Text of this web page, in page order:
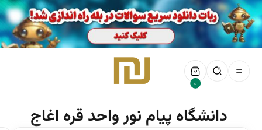
0
دانشگاه پیام نور واحد قره اغاج